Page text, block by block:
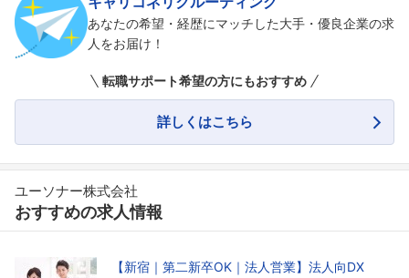
あなたの希望・経歴にマッチした大手・優良企業の求
人をお届け！
転職サポート希望の方にもおすすめ
詳しくはこちら
ユーソナー株式会社
おすすめの求人情報
【新宿｜第二新卒OK｜法人営業】法人向DX